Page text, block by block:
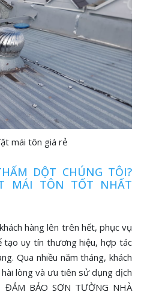
mái tôn giá rẻ
DỘT CHÚNG TÔI?
MÁI TÔN TỐT NHẤT
hàng lên trên hết, phục vụ
uy tín thương hiệu, hợp tác
Qua nhiều năm tháng, khách
lòng và ưu tiên sử dụng dịch
BẢO SƠN TƯỜNG NHÀ